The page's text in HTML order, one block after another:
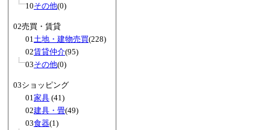
10その他(0)
02売買・賃貸
01 土地・建物売買(228)
02賃貸仲介(95)
03その他(0)
03ショッピング
01 家具 (41)
02建具・畳(49)
03食器(1)